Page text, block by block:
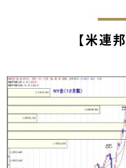
【米連